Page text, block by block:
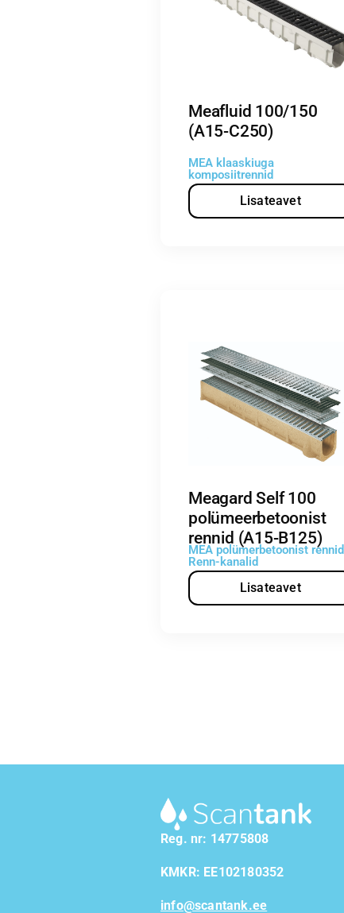
Meafluid 100/150
(A15-C250)
MEA klaaskiuga
komposiitrennid
Lisateavet
Meagard Self 100
polümeerbetoonist
rennid (A15-B125)
MEA polümerbetoonist rennid
Renn-kanalid
Lisateavet
Reg. nr: 14775808
KMKR: EE102180352
info@scantank.ee